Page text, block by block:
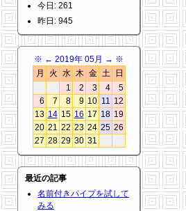
今日: 261
昨日: 945
※ ← 2019年 05月 → ※
月
火 水 木 金 土
日
1
2 3 4
5
6
7 8 9 10 11 12
13 14 15 16 17 18 19
20 21 22 23 24 25 26
27 28 29 30 31
最近の記事
名前付きパイプを試して
みる